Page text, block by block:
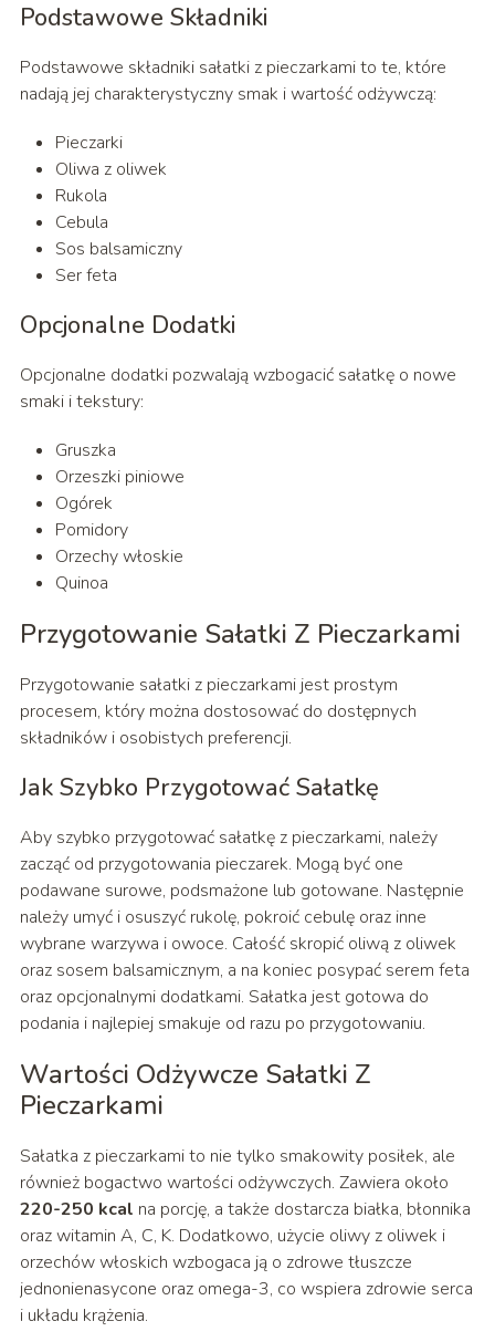
Podstawowe Składniki
Podstawowe składniki sałatki z pieczarkami to te, które
nadają jej charakterystyczny smak i wartość odżywczą:
Pieczarki
Oliwa z oliwek
Rukola
Cebula
Sos balsamiczny
Ser feta
Opcjonalne Dodatki
Opcjonalne dodatki pozwalają wzbogacić sałatkę o nowe
smaki i tekstury:
Gruszka
Orzeszki piniowe
Ogórek
Pomidory
Orzechy włoskie
Quinoa
Przygotowanie Sałatki Z Pieczarkami
Przygotowanie sałatki z pieczarkami jest prostym
procesem, który można dostosować do dostępnych
składników i osobistych preferencji.
Jak Szybko Przygotować Sałatkę
Aby szybko przygotować sałatkę z pieczarkami, należy
zacząć od przygotowania pieczarek. Mogą być one
podawane surowe, podsmażone lub gotowane. Następnie
należy umyć i osuszyć rukolę, pokroić cebulę oraz inne
wybrane warzywa i owoce. Całość skropić oliwą z oliwek
oraz sosem balsamicznym, a na koniec posypać serem feta
oraz opcjonalnymi dodatkami. Sałatka jest gotowa do
podania i najlepiej smakuje od razu po przygotowaniu.
Wartości Odżywcze Sałatki Z
Pieczarkami
Sałatka z pieczarkami to nie tylko smakowity posiłek, ale
również bogactwo wartości odżywczych. Zawiera około
220-250 kcal na porcję, a także dostarcza białka, błonnika
oraz witamin A, C, K. Dodatkowo, użycie oliwy z oliwek i
orzechów włoskich wzbogaca ją o zdrowe tłuszcze
jednonienasycone oraz omega-3, co wspiera zdrowie serca
i układu krążenia.